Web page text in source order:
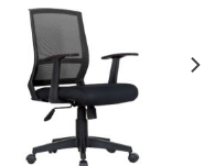
wishlist